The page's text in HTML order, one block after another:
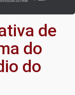
de
do
do